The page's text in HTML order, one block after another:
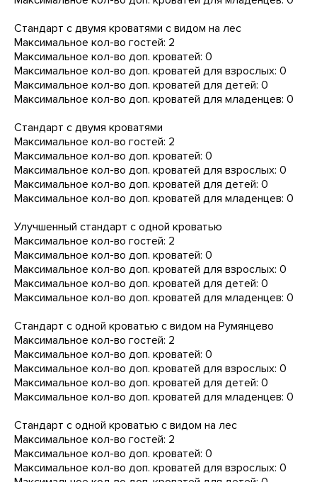
Стандарт с двумя кроватями с видом на лес
Максимальное кол-во гостей: 2
Максимальное кол-во доп. кроватей: 0
Максимальное кол-во доп. кроватей для взрослых: 0
Максимальное кол-во доп. кроватей для детей: 0
Максимальное кол-во доп. кроватей для младенцев: 0
Стандарт с двумя кроватями
Максимальное кол-во гостей: 2
Максимальное кол-во доп. кроватей: 0
Максимальное кол-во доп. кроватей для взрослых: 0
Максимальное кол-во доп. кроватей для детей: 0
Максимальное кол-во доп. кроватей для младенцев: 0
Улучшенный стандарт с одной кроватью
Максимальное кол-во гостей: 2
Максимальное кол-во доп. кроватей: 0
Максимальное кол-во доп. кроватей для взрослых: 0
Максимальное кол-во доп. кроватей для детей: 0
Максимальное кол-во доп. кроватей для младенцев: 0
Стандарт с одной кроватью с видом на Румянцево
Максимальное кол-во гостей: 2
Максимальное кол-во доп. кроватей: 0
Максимальное кол-во доп. кроватей для взрослых: 0
Максимальное кол-во доп. кроватей для детей: 0
Максимальное кол-во доп. кроватей для младенцев: 0
Стандарт с одной кроватью с видом на лес
Максимальное кол-во гостей: 2
Максимальное кол-во доп. кроватей: 0
Максимальное кол-во доп. кроватей для взрослых: 0